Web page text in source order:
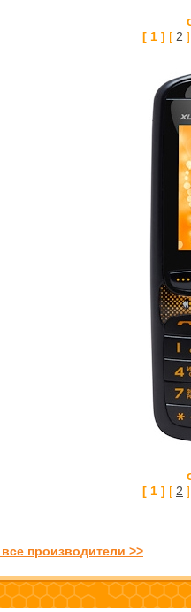
[ 1 ] [ 2
[ 1 ] [ 2
производители >>